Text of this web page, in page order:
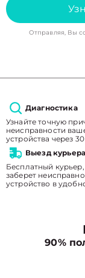
Отправляя, Вы
Диагностика
Узнайте точную
неисправности
устройства через
Выезд курьера
Бесплатный
заберет
устройство в
90%